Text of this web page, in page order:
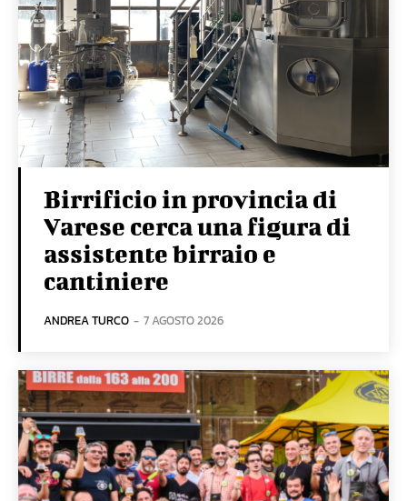
Birrificio in provincia di
Varese cerca una figura di
assistente birraio e
cantiniere
ANDREA TURCO - 7 AGOSTO 2026